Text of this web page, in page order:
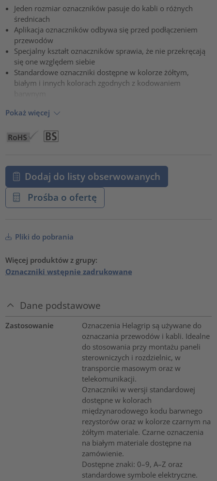
Jeden rozmiar oznaczników pasuje do kabli o różnych
średnicach
Aplikacja oznaczników odbywa się przed podłączeniem
przewodów
Specjalny kształt oznaczników sprawia, że nie przekręcają
się one względem siebie
Standardowe oznaczniki dostępne w kolorze żółtym,
białym i innych kolorach zgodnych z kodowaniem
Pokaż więcej
Dodaj do listy obserwowanych
Prośba o ofertę
Pliki do pobrania
Więcej produktów z grupy:
Oznaczniki wstępnie zadrukowane
Dane podstawowe
Zastosowanie
Oznaczenia Helagrip są używane do
oznaczania przewodów i kabli. Idealne
do stosowania przy montażu paneli
sterowniczych i rozdzielnic, w
transporcie masowym oraz w
telekomunikacji.
Oznaczniki w wersji standardowej
dostępne w kolorach
międzynarodowego kodu barwnego
rezystorów oraz w kolorze czarnym na
żółtym materiale. Czarne oznaczenia
na białym materiale dostępne na
zamówienie.
Dostępne znaki: 0–9, A–Z oraz
standardowe symbole elektryczne.